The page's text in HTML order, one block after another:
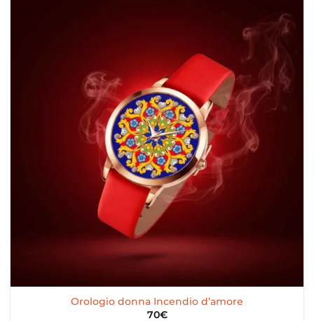
Orologio donna Incendio d’amore
70€